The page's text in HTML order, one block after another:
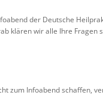
der Deutsche
klären wir alle Ihre Fragen
zum Infoabend schaffen,